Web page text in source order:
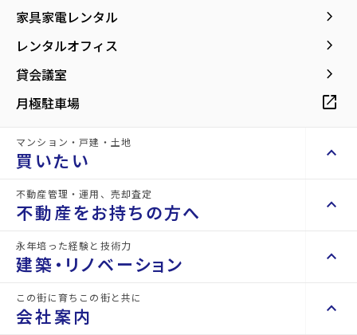
家具家電レンタル keyboard_arrow_right
レンタルオフィス keyboard_arrow_right
貸会議室 keyboard_arrow_right
月極駐車場 open_in_new
マンション・戸建・土地
買いたい keyboard_arrow_up
不動産を買いたい方へ keyboard_arrow_right
space_dashboard
エリアから探す
不動産管理・運用、売却査定
不動産をお持ちの方へ keyboard_arrow_up
不動産をお持ちの方へ keyboard_arrow_right
山一地所の賃貸管理
永年培った経験と技術力
建築・リノベーション keyboard_arrow_up
建築・リノベーション keyboard_arrow_right
この街に育ちこの街と共に
会社案内 keyboard_arrow_up